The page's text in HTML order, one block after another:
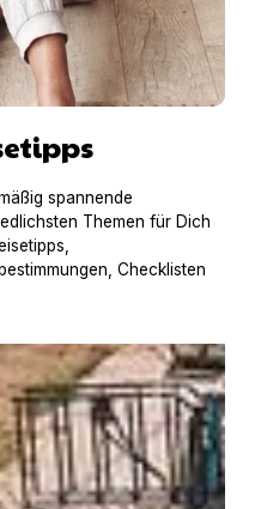
spannende
Themen für Dich
Checklisten